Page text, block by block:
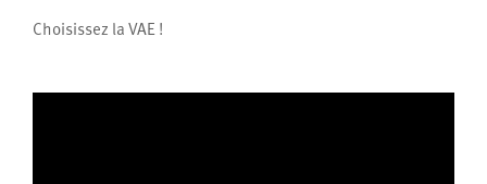
Choisissez la VAE !